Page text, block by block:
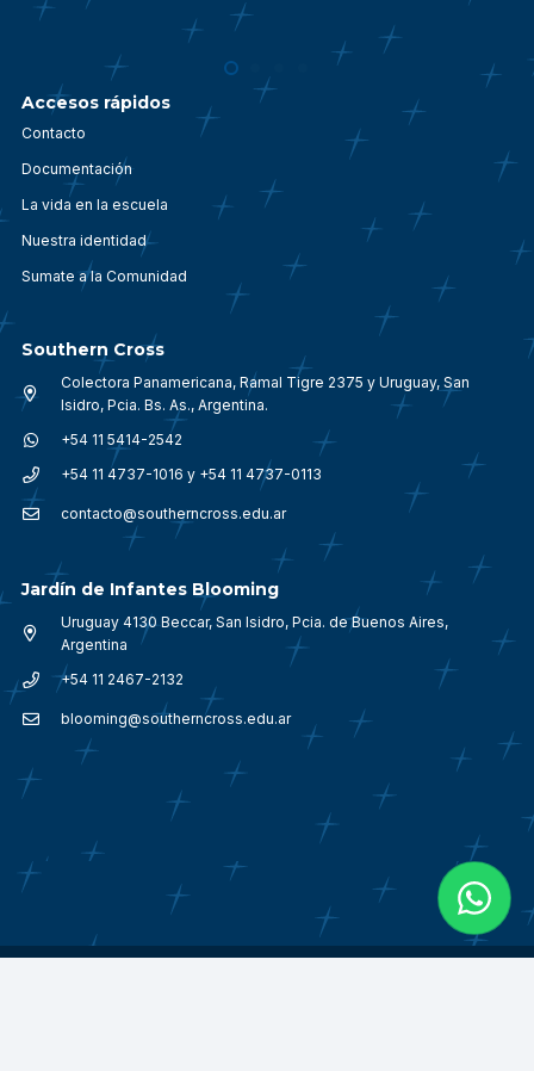
Accesos rápidos
Contacto
Documentación
La vida en la escuela
Nuestra identidad
Sumate a la Comunidad
Southern Cross
Colectora Panamericana, Ramal Tigre 2375 y Uruguay, San
Isidro, Pcia. Bs. As., Argentina.
+54 11 5414-2542
+54 11 4737-1016 y +54 11 4737-0113
contacto@southerncross.edu.ar
Jardín de Infantes Blooming
Uruguay 4130 Beccar, San Isidro, Pcia. de Buenos Aires,
Argentina
+54 11 2467-2132
blooming@southerncross.edu.ar